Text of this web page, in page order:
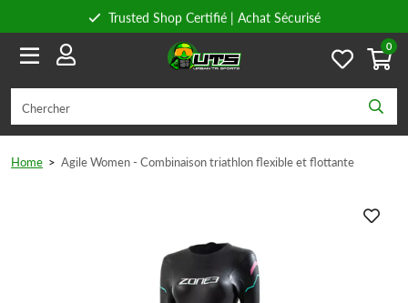
Trusted Shop Certifié | Achat Sécurisé
Conseils personnels
0
Home > Agile Women - Combinaison triathlon flexible et flottante